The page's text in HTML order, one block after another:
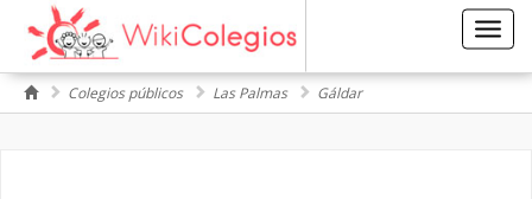
Colegios públicos Las Palmas Gáldar